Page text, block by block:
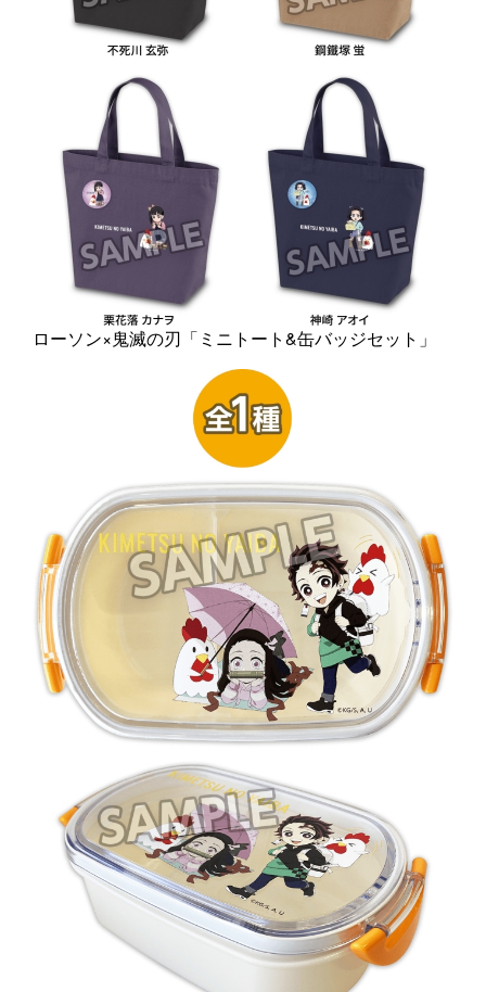
ローソン×鬼滅の刃「ミニトート&缶バッジセット」